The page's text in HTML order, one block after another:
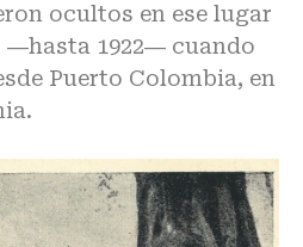
ocultos en ese lugar
―hasta 1922― cuando
Puerto Colombia, en